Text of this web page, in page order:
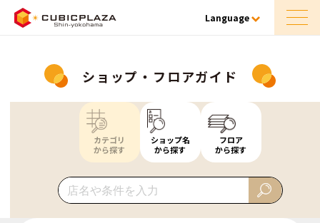
Language
ショップ・フロアガイド
カテゴリ
から探す
ショップ名
から探す
フロア
から探す